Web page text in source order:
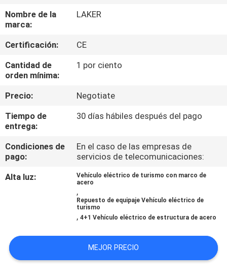
VISITA
A
LA
FÁBRICA
CONTROL
DE
CALIDAD
CONTACTO
MAPA
DEL
SITIO
Nombre de la
marca:
LAKER
Certificación:
CE
Cantidad de
orden mínima:
1 por ciento
Precio:
Negotiate
Tiempo de
entrega:
30 días hábiles después del pago
Condiciones de
pago:
En el caso de las empresas de
servicios de telecomunicaciones:
Alta luz:
Vehículo eléctrico de turismo con marco de
acero
,
Repuesto de equipaje Vehículo eléctrico de
turismo
,4+1 Vehículo eléctrico de estructura de acero
MEJOR PRECIO